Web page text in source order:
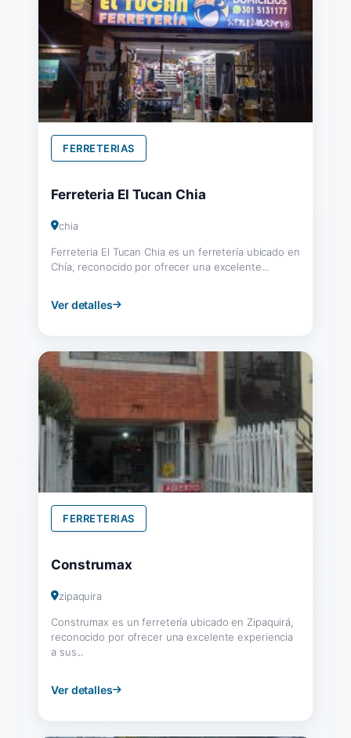
FERRETERIAS
Ferreteria El Tucan Chia
chia
Ferreteria El Tucan Chia es un ferretería ubicado en
Chía, reconocido por ofrecer una excelente...
Ver detalles
FERRETERIAS
Construmax
zipaquira
Construmax es un ferretería ubicado en Zipaquirá,
reconocido por ofrecer una excelente experiencia
a sus...
Ver detalles